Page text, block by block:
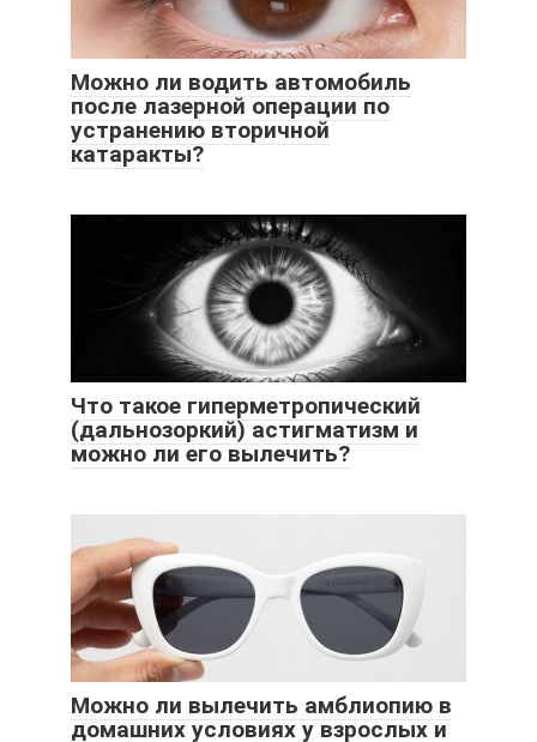
Можно ли водить автомобиль
после лазерной операции по
устранению вторичной
катаракты?
Что такое гиперметропический
(дальнозоркий) астигматизм и
можно ли его вылечить?
Можно ли вылечить амблиопию в
домашних условиях у взрослых и